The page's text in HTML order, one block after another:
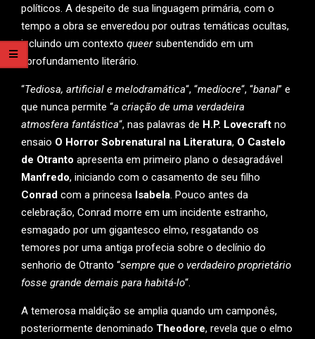
políticos. A despeito de sua linguagem primária, com o
tempo a obra se enveredou por outras temáticas ocultas,
incluindo um contexto queersubentendido em um
aprofundamento literário.
“Tediosa, artificial e melodramática“, “medíocre“, “banal” e
que nunca permite “a criação de uma verdadeira
atmosfera fantástica“, nas palavras de H.P. Lovecraft no
ensaio O Horror Sobrenatural na Literatura, O Castelo
de Otranto apresenta em primeiro plano o desagradável
Manfredo, iniciando com o casamento de seu filho
Conrad com a princesa Isabela. Pouco antes da
celebração, Conrad morre em um incidente estranho,
esmagado por um gigantesco elmo, resgatando os
temores por uma antiga profecia sobre o declínio do
senhorio de Otranto “sempre que o verdadeiro proprietário
fosse grande demais para habitá-lo“.
A temerosa maldição se amplia quando um camponês,
posteriormente denominado Theodore, revela que o elmo